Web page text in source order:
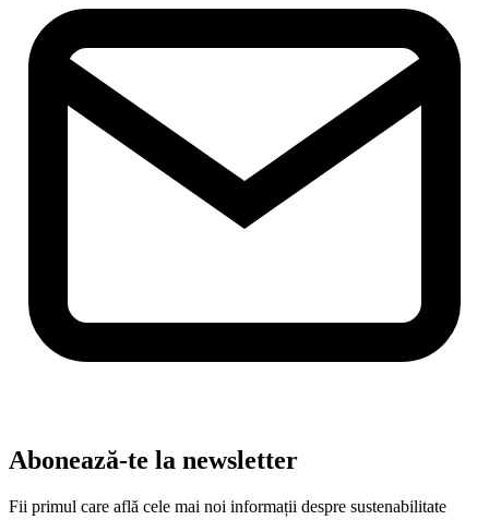
Abonează-te la newsletter
Fii primul care află cele mai noi informații despre sustenabilitate